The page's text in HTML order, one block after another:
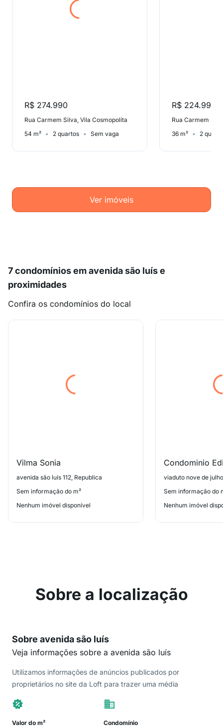
R$ 274.990
Rua Carmem Silva, Vila Cosmopolita
54 m²
2 quartos Sem vaga
R$ 224.990
Rua Carmem
36 m²
2
Ver imóveis
7 condomínios em avenida são luís e
proximidades
Confira os condomínios do local
Vilma Sonia
avenida são luís 112, Republica
Sem informação do m²
Nenhum imóvel disponível
Condominio
viaduto nove de
Sem informação do
Nenhum imóvel
Sobre a localização
Sobre avenida são luís
Veja informações sobre a avenida são luís
Utilizamos informações de anúncios publicados por
proprietários no site da Loft para trazer uma média
Valor do m² Condomínio